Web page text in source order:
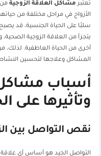
تعتبرمشاكل العلاقة الزوجية من
الأزواج في مراحل مختلفة من
سلبًا على الحياة الجنسية، قد يصبح
يتجزأ من العلاقة الزوجية
أخرى من الحياة العاطفية.
المشاكل وعلاجها لتحسين
أسباب مشاكل
وتأثيرها على
نقص التواصل بين
التواصل الجيد هو أساس أي علاقة